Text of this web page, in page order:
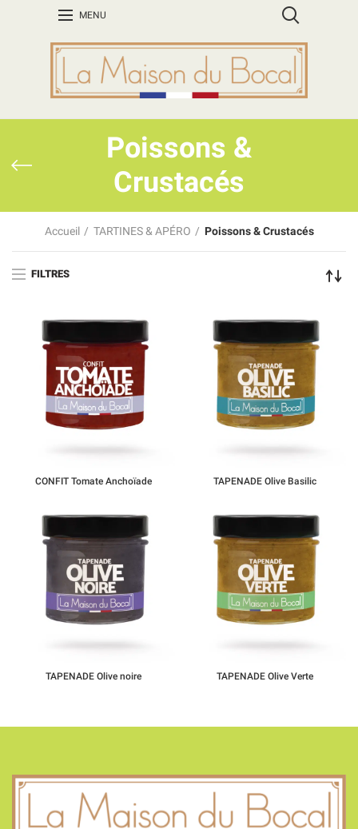
MENU
Poissons &
Crustacés
Accueil TARTINES & APÉRO Poissons & Crustacés
FILTRES
CONFIT Tomate Anchoïade TAPENADE Olive Basilic
TAPENADE Olive noire TAPENADE Olive Verte